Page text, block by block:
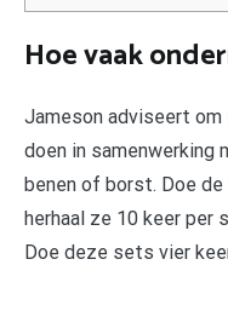
Hoe vaak
Jameson adviseert
doen in samenwerking
benen of borst. Doe
herhaal ze 10 keer per
Doe deze sets vier